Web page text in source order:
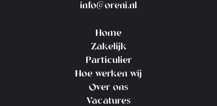
info@oreni.nl
Home
Zakelijk
Particulier
Hoe werken wij
Over ons
Vacatures